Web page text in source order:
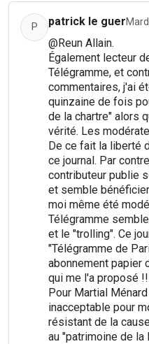
P patrick le guer
@Reun Allain.
Également lecteur
Télégramme, et
commentaires, j'ai
quinzaine de fois
de la chartre" alors
vérité. Les
De ce fait la liberté
ce journal. Par
contributeur publie
et semble
moi même été
Télégramme
et le "trolling". Ce
"Télégramme de
abonnement papier
qui me l'a proposé
Pour Martial
inacceptable pour
résistant de la
au "patrimoine de la